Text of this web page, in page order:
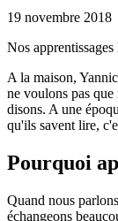
19 novembre 2018
Nos apprentissages
A la maison,
ne voulons pas
disons. A une
qu'ils savent lire,
Pourquoi
Quand nous
échangeons